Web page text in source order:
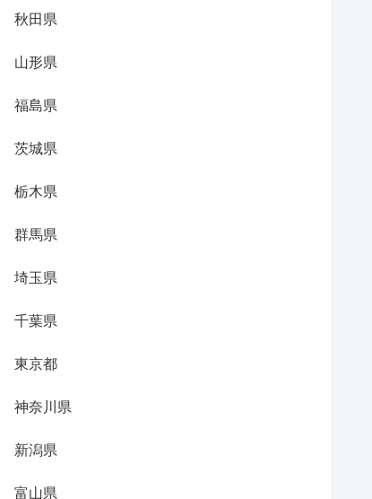
秋田県
山形県
福島県
茨城県
栃木県
群馬県
埼玉県
千葉県
東京都
神奈川県
新潟県
富山県